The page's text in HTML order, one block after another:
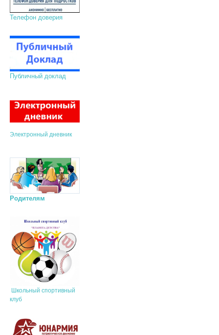
Телефон доверия
Публичный доклад
Электронный дневник
Родителям
Школьный спортивный
клуб